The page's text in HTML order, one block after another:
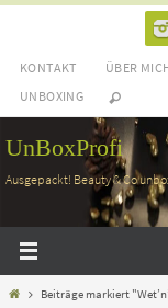
springen
KONTAKT ÜBER
UNBOXING
UnBoxProfi
Ausgepackt! Beauty & Co
HomeBeiträge markiert